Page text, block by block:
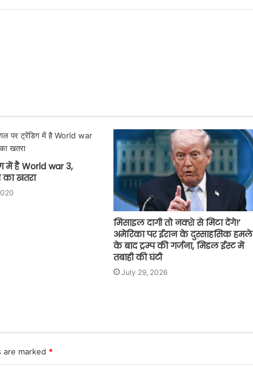
में है World war 3,
का खतरा
मिसाइल दागी तो नक्शे से मिटा देंगे!’
अमेरिका पर ईरान के दुस्साहसिक हमले
के बाद ट्रम्प की गर्जना, मिडल ईस्ट में
तबाही की घंटी
July 29, 2026
are marked *